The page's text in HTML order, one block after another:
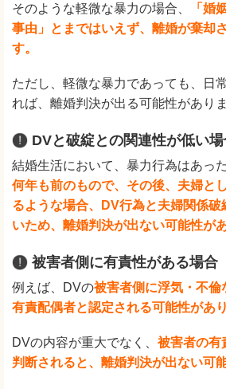
そのような軽微な暴力の場合、
「婚
事由」とまではいえず、離婚が棄却
す。
ただし、軽微な暴力であっても、日
れば、離婚判決が出る可能性がありま
DVと破綻との関連性が低い
結婚生活において、暴力行為はあっ
何年も前のもので、その後、夫婦と
るような場合、DV行為と夫婦関係
いため、離婚判決が出ない可能性が
被害者側に有責性がある場合
例えば、DVの被害者側に浮気・不倫
有責配偶者と認定される可能性があり
DVの内容が重大でなく、 被害者の有
判断されると、離婚判決が出ない可